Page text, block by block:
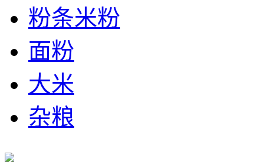
粉条米粉
面粉
大米
杂粮